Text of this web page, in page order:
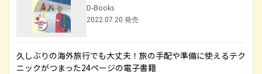
D-Books
2022.07.20 発売
久しぶりの海外旅行でも大丈夫！旅の手配や準備に使えるテク
ニックがつまった24ページの電子書籍